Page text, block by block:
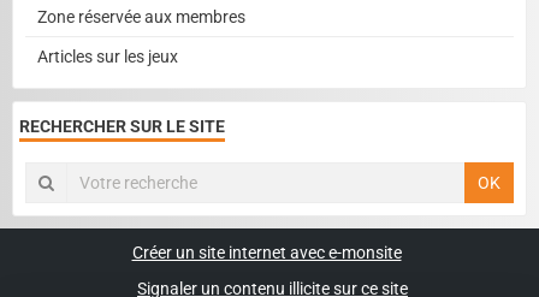
Zone réservée aux membres
Articles sur les jeux
RECHERCHER SUR LE SITE
OK
Créer un site internet avec e-monsite
Signaler un contenu illicite sur ce site